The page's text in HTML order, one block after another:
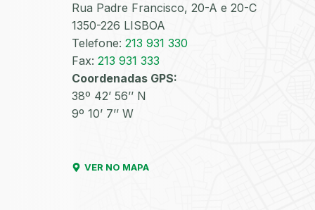
Rua Padre Francisco, 20-A e 20-C
1350-226 LISBOA
Telefone: 213 931 330
Fax: 213 931 333
Coordenadas GPS:
38º 42’ 56’’ N
9º 10’ 7’’ W
VER NO MAPA